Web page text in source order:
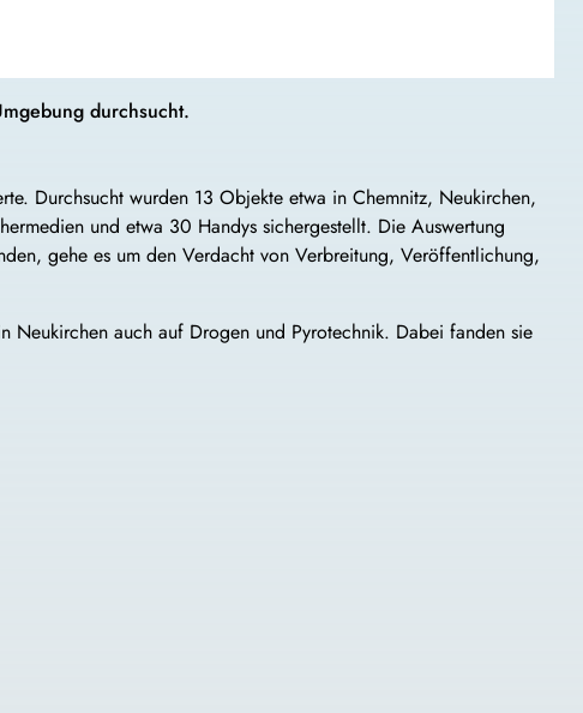
durchsucht.
Durchsucht wurden 13 Objekte etwa in Chemnitz, Neukirchen,
und etwa 30 Handys sichergestellt. Die Auswertung
gehe es um den Verdacht von Verbreitung, Veröffentlichung,
Neukirchen auch auf Drogen und Pyrotechnik. Dabei fanden sie